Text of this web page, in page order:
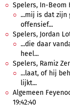
Spelers, In-Beom
...mij is dat zijn
offensief...
Spelers, Jordan
...die daar
heel...
Spelers, Ramiz
...laat, of hij
lijkt...
Algemeen
19:42:40